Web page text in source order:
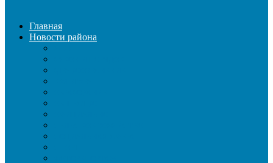
Главная
Новости района